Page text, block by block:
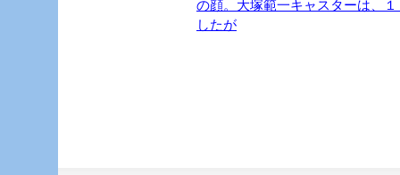
の顔。大塚範一キャスターは、
したが